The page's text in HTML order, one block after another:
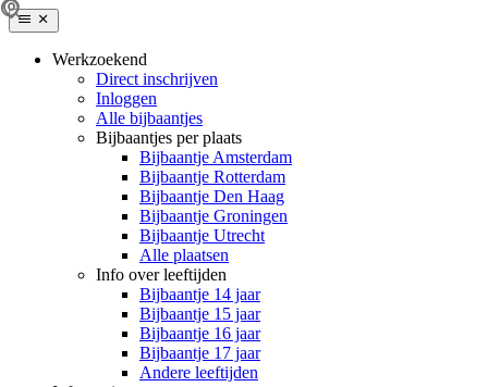
Werkzoekend
Direct inschrijven
Inloggen
Alle bijbaantjes
Bijbaantjes per plaats
Bijbaantje Amsterdam
Bijbaantje Rotterdam
Bijbaantje Den Haag
Bijbaantje Groningen
Bijbaantje Utrecht
Alle plaatsen
Info over leeftijden
Bijbaantje 14 jaar
Bijbaantje 15 jaar
Bijbaantje 16 jaar
Bijbaantje 17 jaar
Andere leeftijden